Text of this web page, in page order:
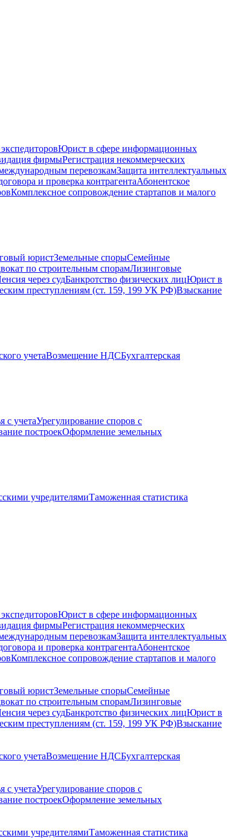
Юрист в сфере информационных
фирмыРегистрация некоммерческих
перевозкамЗащита интеллектуальных
и проверка контрагентаАбонентское
Комплексное сопровождение стартапов и малого
юристЗемельные спорыСемейные
по строительным спорамЛизинговые
через судБанкротство физических лицЮрист в
преступлениям (ст. 159, 199 УК РФ)Взыскание
учетаВозмещение НДСБухгалтерская
с учетаУрегулирование споров с
построекОформление земельных
учредителямиТаможенная статистика
Юрист в сфере информационных
фирмыРегистрация некоммерческих
перевозкамЗащита интеллектуальных
и проверка контрагентаАбонентское
Комплексное сопровождение стартапов и малого
юристЗемельные спорыСемейные
по строительным спорамЛизинговые
через судБанкротство физических лицЮрист в
преступлениям (ст. 159, 199 УК РФ)Взыскание
учетаВозмещение НДСБухгалтерская
с учетаУрегулирование споров с
построекОформление земельных
учредителямиТаможенная статистика